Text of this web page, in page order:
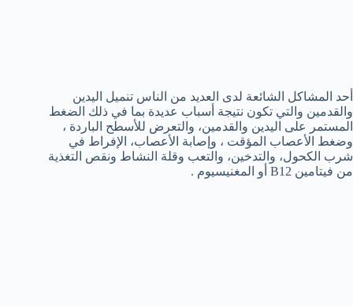
أحد المشاكل الشائعة لدى العديد من الناس تنميل اليدين
والقدمين والتي تكون نتيجة أسباب عديدة بما في ذلك الضغط
المستمر على اليدين والقدمين، والتعرض للأسطح الباردة ،
وضغط الأعصاب المؤقت ، وإصابة الأعصاب، الإفراط في
شرب الكحول، والتدخين، والتعب وقلة النشاط ونقص التغذية
من فيتامين B12 أو المغنيسيوم .